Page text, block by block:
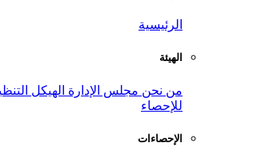
الرئيسية
الهيئة
من نحن مجلس الإدارة الهيكل
للإحصاء
الإحصاءات